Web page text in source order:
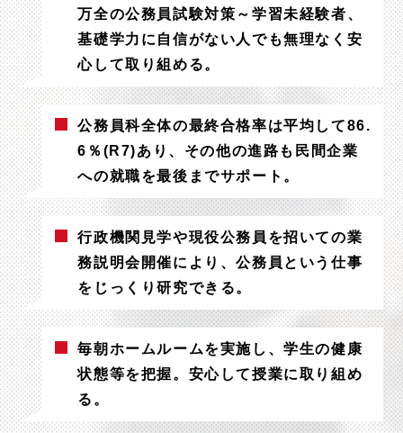
万全の公務員試験対策～学習未経験者、
基礎学力に自信がない人でも無理なく安
心して取り組める。
公務員科全体の最終合格率は平均して86.
6％(R7)あり、その他の進路も民間企業
への就職を最後までサポート。
行政機関見学や現役公務員を招いての業
務説明会開催により、公務員という仕事
をじっくり研究できる。
毎朝ホームルームを実施し、学生の健康
状態等を把握。安心して授業に取り組め
る。